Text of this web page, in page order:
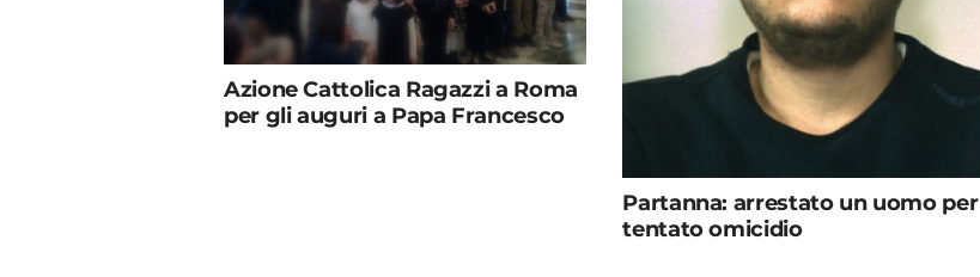
Azione Cattolica Ragazzi a Roma
per gli auguri a Papa Francesco
Partanna: arrestato un uomo per
tentato omicidio